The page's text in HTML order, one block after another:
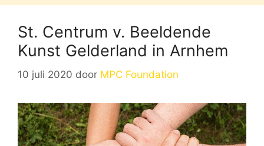
St. Centrum v. Beeldende
Kunst Gelderland in Arnhem
10 juli 2020 door MPC Foundation